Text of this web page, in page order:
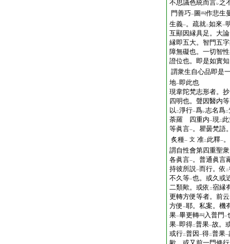
不思議色統而言レ之
門善巧一 圖
作悲生
生義一。疏就二如來一
互顯因縁具足。大
縁即五大。智門五
障無礙也。一切智
證位也。即是如實
謂衆生自心品即是
地一即此也
現韋陀梵志形者。
四明也。聲因醫内
以 二淨行一爲レ志名爲二
荼羅 四重内一現二
等眞言一。瞿曇梵語
炙種一 文 准二 此釋一
謂自性會第四重聖
各眞言一。普通眞言
持彼所説一而行。依 二
不久等一也。或久或
二類歟。或依 二宿縁
更轉方便等者。前云
方便 一耶。私案。機
果一畢更轉 入普門 一
果一即得二普果一故。
或行二普因 一得二普果一